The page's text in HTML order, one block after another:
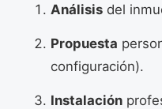
Análisis del
Propuesta
configuración).
Instalación